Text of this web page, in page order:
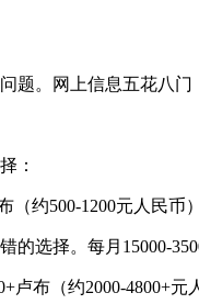
题。网上信息五花八
：
（约500-1200元人民
的选择。每月15000-
卢布（约2000-4800+元